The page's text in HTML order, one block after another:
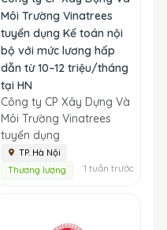
Môi Trường Vinatrees
tuyển dụng Kế toán nội
bộ với mức lương hấp
dẫn từ 10–12 triệu/tháng
tại HN
Công ty CP Xây Dựng Và
Môi Trường Vinatrees
tuyển dụng
TP. Hà Nội
Thương lượng
1 tuần trước